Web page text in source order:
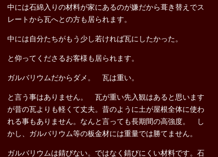
中には石綿入りの材料が家にあるのが嫌だから葺き替えでス
レートから瓦へとの方も居られます。
中には自分たちがもう少し若ければ瓦にしたかった。
と仰ってくださるお客様も居られます。
ガルバリウムだからダメ。 瓦は重い。
と言う事はありません。 瓦が重い先入観はあると思います
が昔の瓦よりも軽くて丈夫。昔のように土が屋根全体に使わ
れる事もありません。なんと言っても長期間の高強度。 し
かし、ガルバリウム等の板金材には重量では勝てません。
ガルバリウムは錆びない。ではなく錆びにくい材料です。石